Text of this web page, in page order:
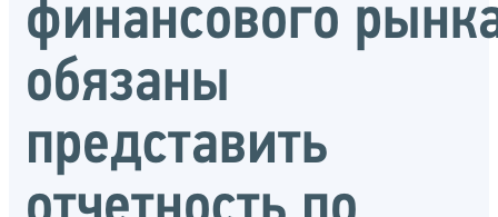
финансового
обязаны
представить